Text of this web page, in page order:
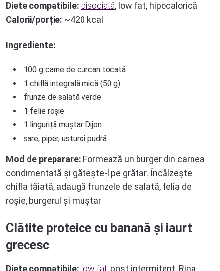
Diete compatibile: disociată, low fat, hipocalorică
Calorii/porție: ~420 kcal
Ingrediente:
100 g carne de curcan tocată
1 chiflă integrală mică (50 g)
frunze de salată verde
1 felie roșie
1 linguriță muștar Dijon
sare, piper, usturoi pudră
Mod de preparare: Formează un burger din carnea
condimentată și gătește-l pe grătar. Încălzește
chifla tăiată, adaugă frunzele de salată, felia de
roșie, burgerul și muștar
Clătite proteice cu banană și iaurt
grecesc
Diete compatibile: low fat, post intermitent, Rina